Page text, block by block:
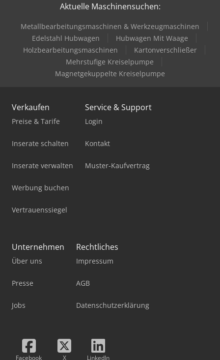
300 mm vor der Tür) Breite: 1670 mm Höhe: 2260 mm (+
Aktuelle Maschinensuchen:
Metallbearbeitungsmaschinen & Werkzeugmaschinen
Edelstahl Hubwagen
Hubwagen Mit Waage
Holzbearbeitungsmaschinen
Kartonverschließer
Mehrstufige Kreiselpumpe
Magnetgekuppelte Kreiselpumpe
Verkaufen
Preise & Tarife
Inserate schalten
Inserate verwalten
Werbung buchen
Vertrauenssiegel
Service & Support
Login
Kontakt
Muster-Kaufvertrag
Unternehmen
Über uns
Presse
Jobs
Rechtliches
Impressum
AGB
Datenschutzerklärung
Facebook X LinkedIn